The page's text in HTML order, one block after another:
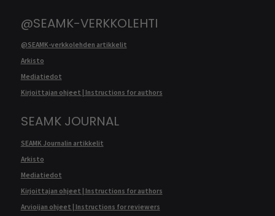
@SEAMK-VERKKOLEHTI
@SEAMK-verkkolehden artikkelit
Arkisto
Mediatiedot
Kirjoittajan ohjeet | Instructions for authors
SEAMK JOURNAL
SEAMK Journalin artikkelit
Arkisto
Mediatiedot
Kirjoittajan ohjeet | Instructions for authors
Arvioijan ohjeet | Instructions for reviewers